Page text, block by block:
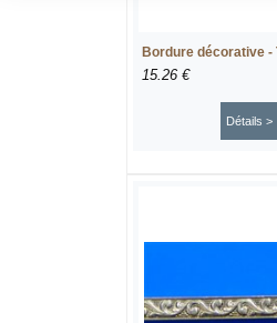
Bordure décorative -
15.26 €
Détails >